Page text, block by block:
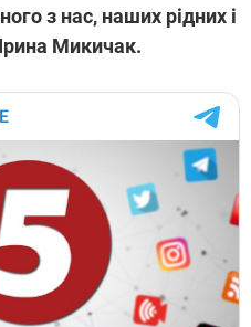
з нас, наших рідних і
Микичак.